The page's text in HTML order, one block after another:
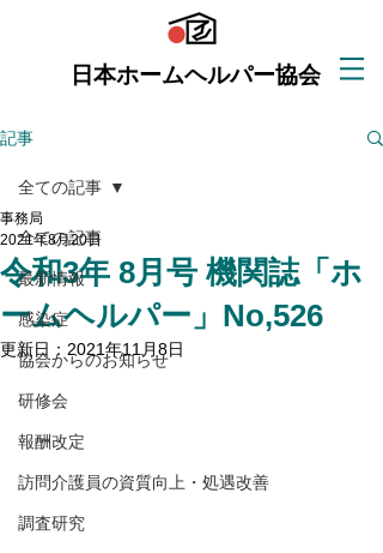
日本ホームヘルパー協会
記事
全ての記事
最新情報
感染症
協会からのお知らせ
研修会
報酬改定
訪問介護員の資質向上・処遇改善
調査研究
全ての記事
令和3年 8月号 機関誌「ホ
ームヘルパー」No,526
事務局
2021年8月20日
更新日： 2021年11月8日